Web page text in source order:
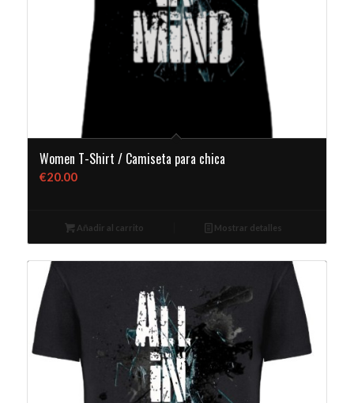
Women T-Shirt / Camiseta para chica
€20.00
Añadir al carrito Mostrar detalles